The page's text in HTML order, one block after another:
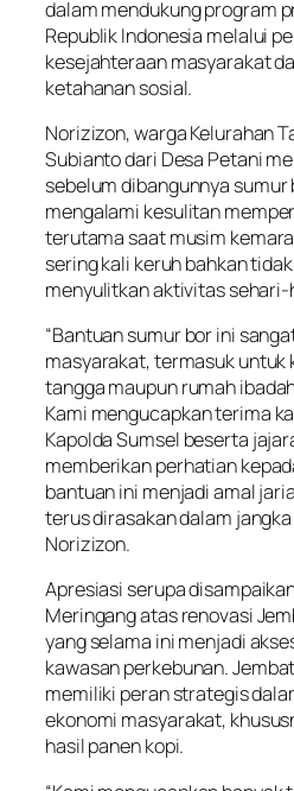
dalam mendukung program
Republik Indonesia melalui
kesejahteraan masyarakat
ketahanan sosial.
Norizizon, warga Kelurahan
Subianto dari Desa Petani
sebelum dibangunnya
mengalami kesulitan
terutama saat musim
sering kali keruh bahkan
menyulitkan aktivitas sehari-
“Bantuan sumur bor ini
masyarakat, termasuk untuk
tangga maupun rumah
Kami mengucapkan terima
Kapolda Sumsel beserta
memberikan perhatian
bantuan ini menjadi amal
terus dirasakan dalam
Norizizon.
Apresiasi serupa
Meringang atas renovasi
yang selama ini menjadi
kawasan perkebunan.
memiliki peran strategis
ekonomi masyarakat,
hasil panen kopi.